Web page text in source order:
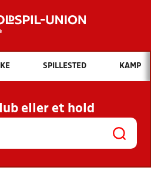
Hvad vil du søge efter?
INDHOLD OG NYHEDER
KLUBBER OG
HOLD
SPILLESTED KAMP
eller et hold